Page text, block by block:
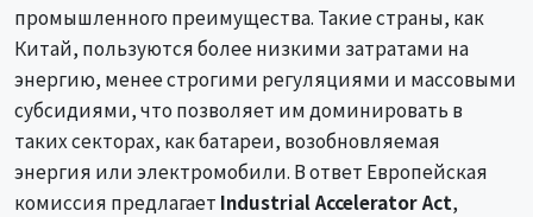
промышленного преимущества. Такие страны, как
Китай, пользуются более низкими затратами на
энергию, менее строгими регуляциями и массовыми
субсидиями, что позволяет им доминировать в
таких секторах, как батареи, возобновляемая
энергия или электромобили. В ответ Европейская
комиссия предлагает Industrial Accelerator Act,